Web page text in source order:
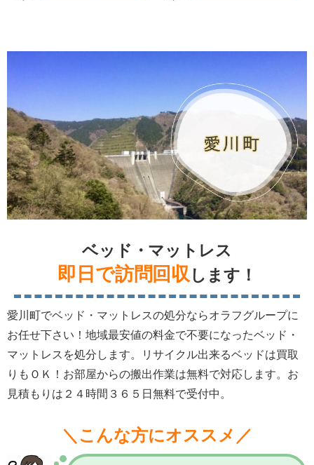
ベッド・マットレス
即日で訪問回収します！
愛川町でベッド・マットレスの処分ならオラフグループに
お任せ下さい！地域最安値の料金で不要になったベッド・
マットレスを処分します。リサイクル出来るベッドは買取
りもＯＫ！お部屋からの搬出作業は無料で対応します。お
見積もりは２４時間３６５日無料で受付中。
＼こんな方にオススメ／